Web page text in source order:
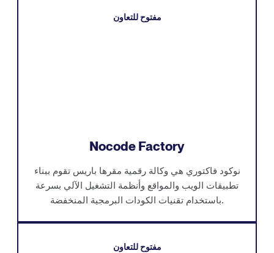
مفتوح للتعاون
Nocode Factory
نوكود فاكتوري هي وكالة رقمية مقرها باريس تقوم ببناء
تطبيقات الويب والمواقع وأنظمة التشغيل الآلي بسرعة
باستخدام تقنيات الكودات البرمجية المنخفضة.
مفتوح للتعاون